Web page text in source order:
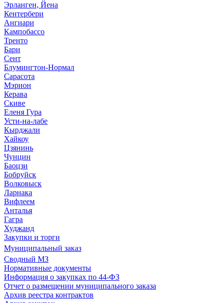
Эрланген, Йена
Кентербери
Ангиари
Кампобассо
Тренто
Бари
Сент
Блумингтон-Нормал
Сарасота
Мэрион
Керава
Скиве
Еленя Гура
Усти-на-лабе
Кырджали
Хайкоу
Цзянинь
Чунцин
Баоцзи
Бобруйск
Волковыск
Ларнака
Вифлеем
Анталья
Гагра
Худжанд
Закупки и торги
Муниципальный заказ
Сводный МЗ
Нормативные документы
Информация о закупках по 44-ФЗ
Отчет о размещении муниципального заказа
Архив реестра контрактов